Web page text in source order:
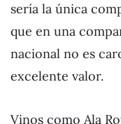
sería la única
que en una
nacional no es
excelente valor.
Vinos como Ala